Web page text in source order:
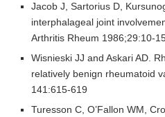
Jacob J, Sartorius D,
interphalageal joint
Arthritis Rheum 1986;29:10-
Wisnieski JJ and Askari AD.
relatively benign rheumatoid
141:615-619
Turesson C, O’Fallon WM,